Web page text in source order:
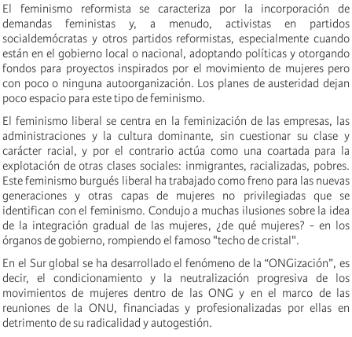
El feminismo reformista se caracteriza por la incorporación de
demandas feministas y, a menudo, activistas en partidos
socialdemócratas y otros partidos reformistas, especialmente cuando
están en el gobierno local o nacional, adoptando políticas y otorgando
fondos para proyectos inspirados por el movimiento de mujeres pero
con poco o ninguna autoorganización. Los planes de austeridad dejan
poco espacio para este tipo de feminismo.
El feminismo liberal se centra en la feminización de las empresas, las
administraciones y la cultura dominante, sin cuestionar su clase y
carácter racial, y por el contrario actúa como una coartada para la
explotación de otras clases sociales: inmigrantes, racializadas, pobres.
Este feminismo burgués liberal ha trabajado como freno para las nuevas
generaciones y otras capas de mujeres no privilegiadas que se
identifican con el feminismo. Condujo a muchas ilusiones sobre la idea
de la integración gradual de las mujeres, ¿de qué mujeres? - en los
órganos de gobierno, rompiendo el famoso "techo de cristal".
En el Sur global se ha desarrollado el fenómeno de la “ONGización”, es
decir, el condicionamiento y la neutralización progresiva de los
movimientos de mujeres dentro de las ONG y en el marco de las
reuniones de la ONU, financiadas y profesionalizadas por ellas en
detrimento de su radicalidad yautogestión.